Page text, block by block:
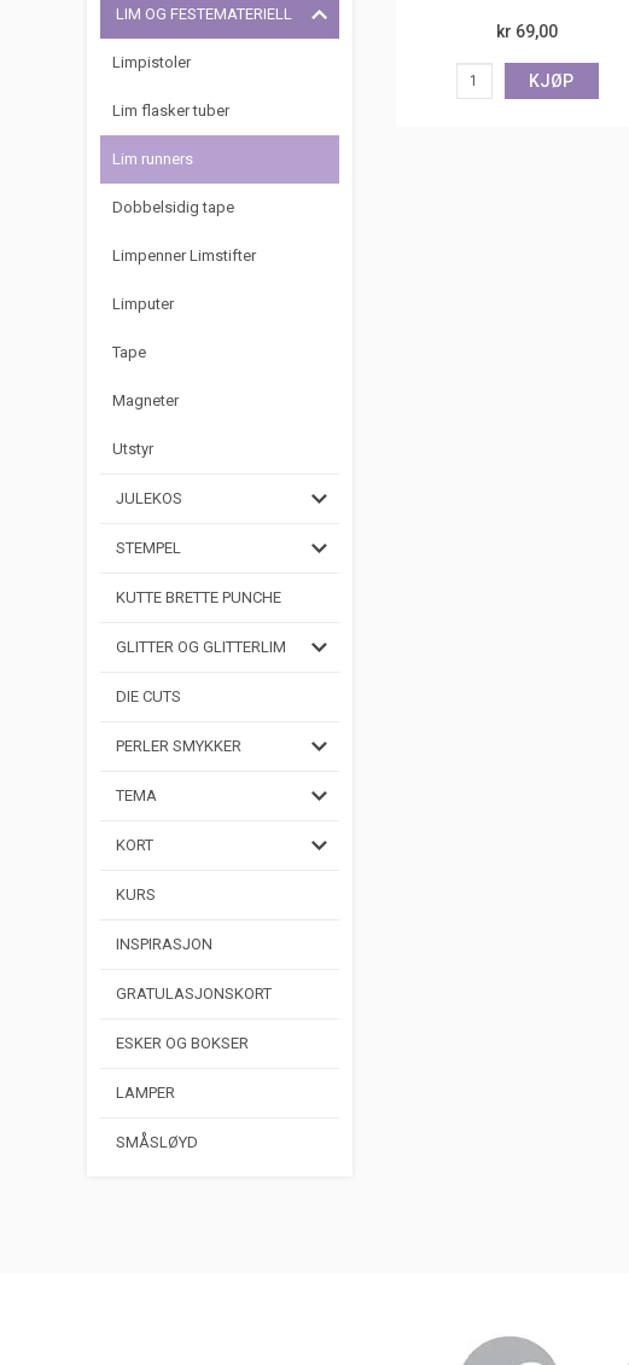
LIM OG FESTEMATERIELL
Limpistoler
Lim flasker tuber
Lim runners
Dobbelsidig tape
Limpenner Limstifter
Limputer
Tape
Magneter
Utstyr
JULEKOS
STEMPEL
KUTTE BRETTE PUNCHE
GLITTER OG GLITTERLIM
DIE CUTS
PERLER SMYKKER
TEMA
KORT
KURS
INSPIRASJON
GRATULASJONSKORT
ESKER OG BOKSER
LAMPER
SMÅSLØYD
kr 69,00
KJØP